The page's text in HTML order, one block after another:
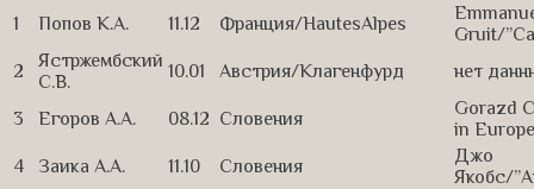
1 Попов К.А. 11.12 Франция/HautesAlpes
Gruit/
2
Ястржембский
С.В.
10.01 Австрия/Клагенфурд нет
3 Егоров А.А. 08.12 Словения
Gorazd
in
4
Заика А.А. 11.10 Словения
Джо
Якобс/